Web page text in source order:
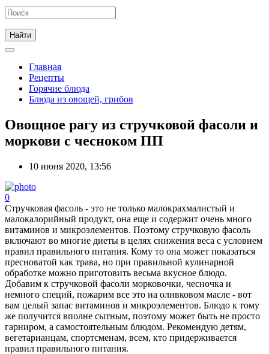
Главная
Рецепты
Горячие блюда
Блюда из овощей, грибов
Овощное рагу из стручковой фасоли и
моркови с чесноком ПП
10 июня 2020, 13:56
0
Стручковая фасоль - это не только малокрахмалистый и
малокалорийный продукт, она еще и содержит очень много
витаминов и микроэлементов. Поэтому стручковую фасоль
включают во многие диеты в целях снижения веса с условием
правил правильного питания. Кому то она может показаться
пресноватой как трава, но при правильной кулинарной
обработке можно приготовить весьма вкусное блюдо.
Добавим к стручковой фасоли морковочки, чесночка и
немного специй, пожарим все это на оливковом масле - вот
вам целый запас витаминов и микроэлементов. Блюдо к тому
же получится вполне сытным, поэтому может быть не просто
гарниром, а самостоятельным блюдом. Рекомендую детям,
вегетарианцам, спортсменам, всем, кто придерживается
правил правильного питания.